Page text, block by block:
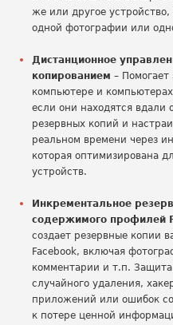
же или другое
одной фотографии или
Дистанционное
копированием –
компьютере и
если они находятся вдали
резервных копий и
реальном времени через
которая оптимизирована
устройств.
Инкрементальное
содержимого профилей
создает резервные копии
Facebook, включая
комментарии и т.п.
случайного удаления,
приложений или ошибок
к потере ценной